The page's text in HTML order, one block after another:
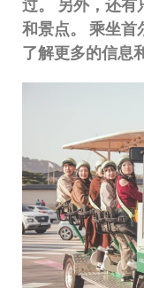
过。 另外，还有
和景点。 乘坐首
了解更多的信息